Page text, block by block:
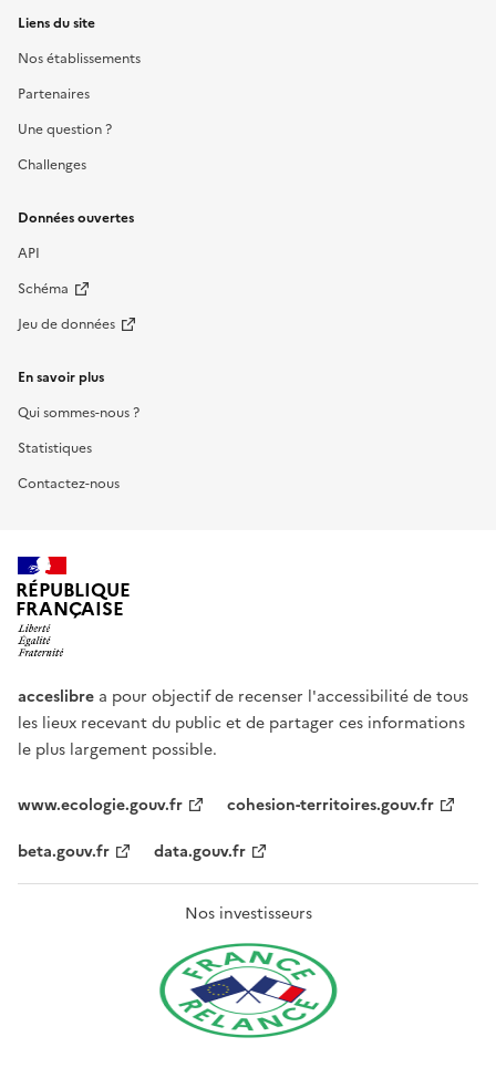
Liens du site
Nos établissements
Partenaires
Une question ?
Challenges
Données ouvertes
API
Schéma
Jeu de données
En savoir plus
Qui sommes-nous ?
Statistiques
Contactez-nous
RÉPUBLIQUE
FRANÇAISE
acceslibre a pour objectif de recenser l'accessibilité de tous
les lieux recevant du public et de partager ces informations
le plus largement possible.
www.ecologie.gouv.fr
cohesion-territoires.gouv.fr
beta.gouv.fr
data.gouv.fr
Nos investisseurs